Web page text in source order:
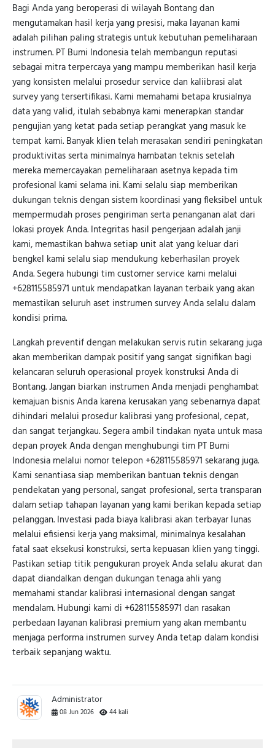
Bagi Anda yang beroperasi di wilayah Bontang dan
mengutamakan hasil kerja yang presisi, maka layanan kami
adalah pilihan paling strategis untuk kebutuhan pemeliharaan
instrumen. PT Bumi Indonesia telah membangun reputasi
sebagai mitra terpercaya yang mampu memberikan hasil kerja
yang konsisten melalui prosedur service dan kaliibrasi alat
survey yang tersertifikasi. Kami memahami betapa krusialnya
data yang valid, itulah sebabnya kami menerapkan standar
pengujian yang ketat pada setiap perangkat yang masuk ke
tempat kami. Banyak klien telah merasakan sendiri peningkatan
produktivitas serta minimalnya hambatan teknis setelah
mereka memercayakan pemeliharaan asetnya kepada tim
profesional kami selama ini. Kami selalu siap memberikan
dukungan teknis dengan sistem koordinasi yang fleksibel untuk
mempermudah proses pengiriman serta penanganan alat dari
lokasi proyek Anda. Integritas hasil pengerjaan adalah janji
kami, memastikan bahwa setiap unit alat yang keluar dari
bengkel kami selalu siap mendukung keberhasilan proyek
Anda. Segera hubungi tim customer service kami melalui
+628115585971 untuk mendapatkan layanan terbaik yang akan
memastikan seluruh aset instrumen survey Anda selalu dalam
kondisi prima.
Langkah preventif dengan melakukan servis rutin sekarang juga
akan memberikan dampak positif yang sangat signifikan bagi
kelancaran seluruh operasional proyek konstruksi Anda di
Bontang. Jangan biarkan instrumen Anda menjadi penghambat
kemajuan bisnis Anda karena kerusakan yang sebenarnya dapat
dihindari melalui prosedur kalibrasi yang profesional, cepat,
dan sangat terjangkau. Segera ambil tindakan nyata untuk masa
depan proyek Anda dengan menghubungi tim PT Bumi
Indonesia melalui nomor telepon +628115585971 sekarang juga.
Kami senantiasa siap memberikan bantuan teknis dengan
pendekatan yang personal, sangat profesional, serta transparan
dalam setiap tahapan layanan yang kami berikan kepada setiap
pelanggan. Investasi pada biaya kalibrasi akan terbayar lunas
melalui efisiensi kerja yang maksimal, minimalnya kesalahan
fatal saat eksekusi konstruksi, serta kepuasan klien yang tinggi.
Pastikan setiap titik pengukuran proyek Anda selalu akurat dan
dapat diandalkan dengan dukungan tenaga ahli yang
memahami standar kalibrasi internasional dengan sangat
mendalam. Hubungi kami di +628115585971 dan rasakan
perbedaan layanan kalibrasi premium yang akan membantu
menjaga performa instrumen survey Anda tetap dalam kondisi
terbaik sepanjang waktu.
Administrator
08 Jun 2026 44 kali